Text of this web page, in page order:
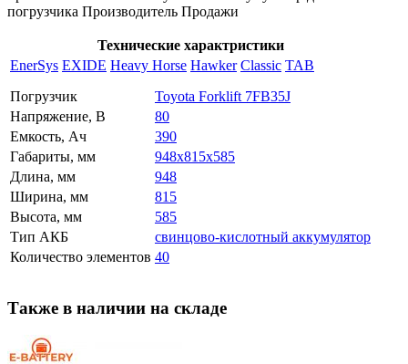
погрузчика Производитель Продажи
Технические характристики
EnerSys EXIDE Heavy Horse Hawker Classic TAB
Погрузчик
Toyota Forklift 7FB35J
Напряжение, В
80
Емкость, Ач
390
Габариты, мм
948x815x585
Длина, мм
948
Ширина, мм
815
Высота, мм
585
Тип АКБ
свинцово-кислотный аккумулятор
Количество элементов 40
Также в наличии на складе